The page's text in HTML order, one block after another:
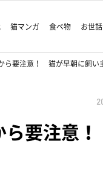
猫マンガ 食べ物 お世
ら要注意！ 猫が早朝に飼
ら要注意